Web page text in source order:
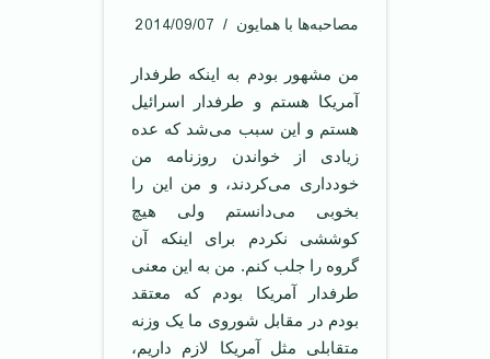
مصاحبه‌ها با همایون 2014/09/07
من مشهور بودم به اینکه طرفدار
آمریکا هستم و طرفدار اسرائیل
هستم و این سبب می‌شد که عده
زیادی از خواندن روزنامه من
خودداری می‌کردند، و من این را
بخوبی می‌دانستم ولی هیچ
کوششی نکردم برای اینکه آن
گروه را جلب کنم. من به این معنی
طرفدار آمریکا بودم که معتقد
بودم در مقابل شوروی ما یک وزنه
متقابلی مثل آمریکا لازم داریم،